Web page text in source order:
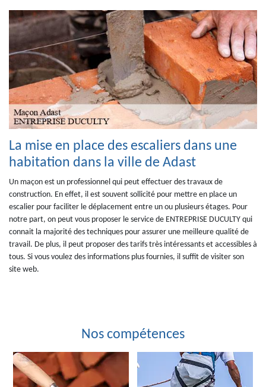
La mise en place des escaliers dans une
habitation dans la ville de Adast
Un maçon est un professionnel qui peut effectuer des travaux de
construction. En effet, il est souvent sollicité pour mettre en place un
escalier pour faciliter le déplacement entre un ou plusieurs étages. Pour
notre part, on peut vous proposer le service de ENTREPRISE DUCULTY qui
connait la majorité des techniques pour assurer une meilleure qualité de
travail. De plus, il peut proposer des tarifs très intéressants et accessibles à
tous. Si vous voulez des informations plus fournies, il suffit de visiter son
site web.
Nos compétences